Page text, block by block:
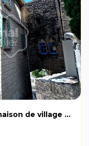
A louer Chateauneuf du pape maison de village meublée - 2 chambres de 60m²